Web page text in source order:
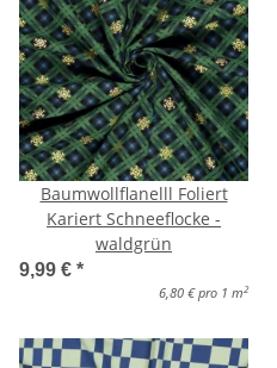
Baumwollflanelll Foliert
Kariert Schneeflocke -
waldgrün
9,99 € *
6,80 € pro 1 m 2